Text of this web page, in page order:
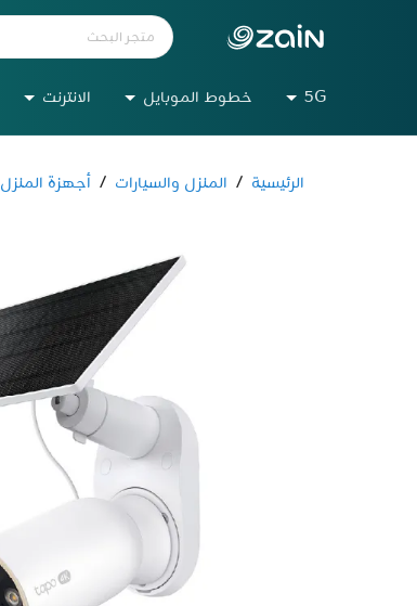
5G خطوط الموبايل الانترنت
الرئيسية / المنزل والسيارات / أجهزة المنزل